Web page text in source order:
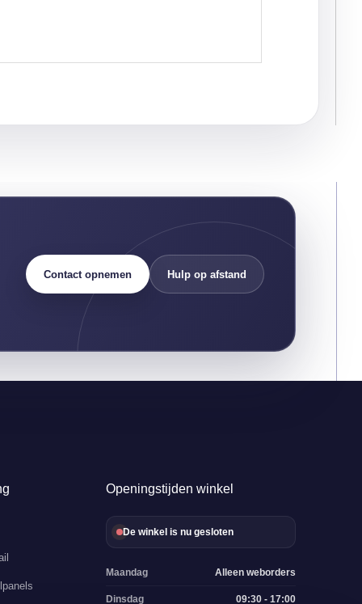
Contact opnemen Hulp op afstand
Openingstijden winkel
De winkel is nu gesloten
Maandag Alleen weborders
Dinsdag 09:30 - 17:00